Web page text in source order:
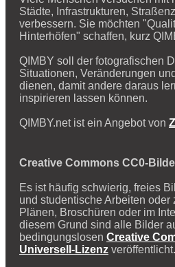
Städte, Infrastrukturen,
verbessern. Sie möchten
Hinterhöfen" schaffen, kurz
QIMBY soll der fotografischen
Situationen, Veränderungen
dienen, damit andere daraus
inspirieren lassen können.
QIMBY.net ist ein Angebot von
Creative Commons CC0-
Es ist häufig schwierig, freies
und studentische Arbeiten oder
Plänen, Broschüren oder im
diesem Grund sind alle Bilder
bedingungslosen Creative
Universell-Lizenz veröffentlicht.